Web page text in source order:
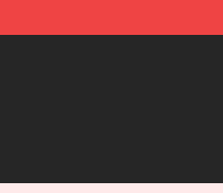
The Doobie